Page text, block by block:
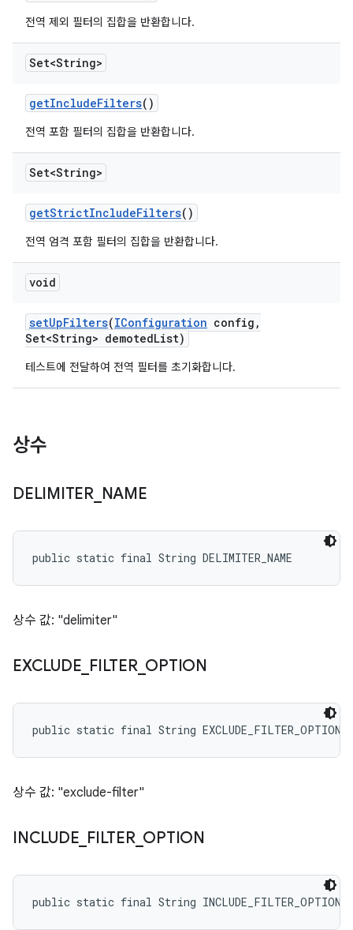
전역 제외 필터의 집합을 반환합니다.
Set<String>
getIncludeFilters()
전역 포함 필터의 집합을 반환합니다.
Set<String>
getStrictIncludeFilters()
전역 엄격 포함 필터의 집합을 반환합니다.
void
setUpFilters(IConfiguration config ,
Set<String> demotedList)
테스트에 전달하여 전역 필터를 초기화합니다.
상수
DELIMITER_ NAME
public static final String DELIMITER_NAME
상수 값: "delimiter"
EXCLUDE FILTER_ OPTION
public static final String EXCLUDE_FILTER_OPTION
상수 값: "exclude-filter"
INCLUDE FILTER_ OPTION
public static final String INCLUDE_FILTER_OPTION